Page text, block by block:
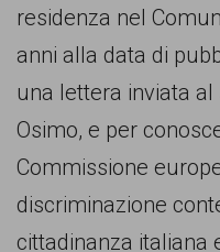
curato
da
Lunaria
collaborazione
con
residenza nel
anni alla data di
una lettera inviata
Osimo, e per
Commissione
discriminazione
cittadinanza italiana